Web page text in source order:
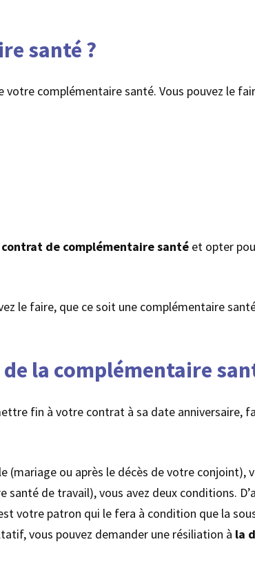
santé ?
complémentaire santé. Vous pouvez le
contrat de complémentaire santé et opter
le faire, que ce soit une complémentaire
la complémentaire
fin à votre contrat à sa date anniversaire,
ou après le décès de votre conjoint),
santé de travail), vous avez deux conditions.
votre patron qui le fera à condition que la
vous pouvez demander une résiliation à la